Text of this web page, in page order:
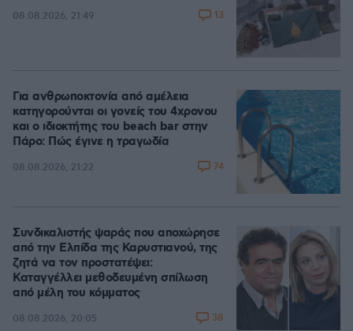
08.08.2026, 21:49 13
Για ανθρωποκτονία από αμέλεια
κατηγορούνται οι γονείς του 4χρονου
και ο ιδιοκτήτης του beach bar στην
Πάρο: Πώς έγινε η τραγωδία
08.08.2026, 21:22 74
Συνδικαλιστής ψαράς που αποχώρησε
από την Ελπίδα της Καρυστιανού, της
ζητά να τον προστατέψει:
Καταγγέλλει μεθοδευμένη σπίλωση
από μέλη του κόμματος
08.08.2026, 20:05 38